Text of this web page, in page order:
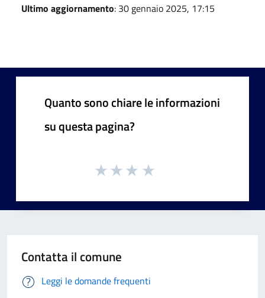
Ultimo aggiornamento: 30 gennaio 2025, 17:15
Quanto sono chiare le informazioni
su questa pagina?
Contatta il comune
Leggi le domande frequenti